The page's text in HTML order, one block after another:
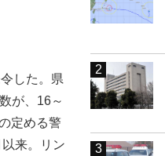
した。県
が、16～
定める警
来。リン